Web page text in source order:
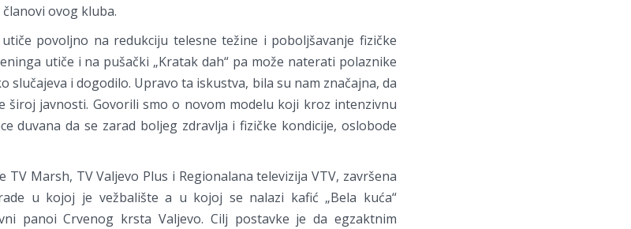
ovog kluba.
povoljno na redukciju telesne težine i poboljšavanje fizičke
utiče i na pušački „Kratak dah“ pa može naterati polaznike
slučajeva i dogodilo. Upravo ta iskustva, bila su nam značajna, da
široj javnosti. Govorili smo o novom modelu koji kroz intenzivnu
duvana da se zarad boljeg zdravlja i fizičke kondicije, oslobode
Marsh, TV Valjevo Plus i Regionalana televizija VTV, završena
u kojoj je vežbalište a u kojoj se nalazi kafić „Bela kuća“
panoi Crvenog krsta Valjevo. Cilj postavke je da egzaktnim